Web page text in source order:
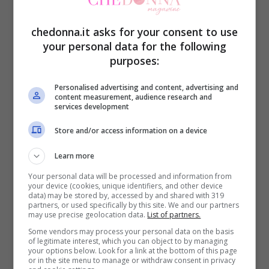
proprio digerita con leggerezza da
Barbara), ma sul web si parla d’altro: si
mormora di un’intesa che potrebbe andare
oltre il tappeto di gara. Le voci rimbalzano
sui social e si moltiplicano in corridoio:
Tra loro è scoccata la scintilla?
ritornello del momento.
E proprio poco prima della diretta, in un
rapido botta e risposta, Pasquale sceglie
la strada del mistero.Alla domanda se stia
vivendo un flirt con Barbara, lui taglia
corto: «Di queste cose non parlo.»Una
chedonna.it asks for your consent to use
your personal data for the following
purposes:
Personalised advertising and content, advertising and
content measurement, audience research and
services development
Store and/or access information on a device
Learn more
Your personal data will be processed and information from
your device (cookies, unique identifiers, and other device
data) may be stored by, accessed by and shared with 319
partners, or used specifically by this site. We and our partners
may use precise geolocation data. List of partners.
Some vendors may process your personal data on the basis
of legitimate interest, which you can object to by managing
your options below. Look for a link at the bottom of this page
or in the site menu to manage or withdraw consent in privacy